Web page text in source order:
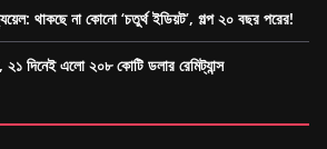
থাকছে না কোনো ‘চতুর্থ ইডিয়ট’, গল্প ২০ বছর পরের!
দিনেই এলো ২০৮ কোটি ডলার রেমিট্যান্স